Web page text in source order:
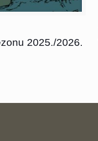
2025./2026.